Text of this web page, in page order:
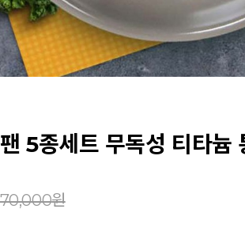
5종세트 무독성 티타늄
원